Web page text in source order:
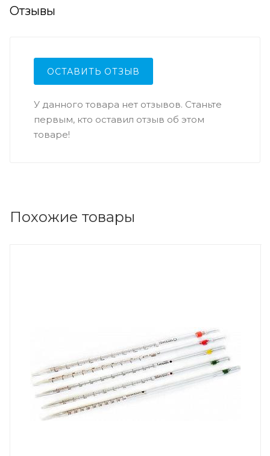
Отзывы
ОСТАВИТЬ ОТЗЫВ
У данного товара нет отзывов. Станьте
первым, кто оставил отзыв об этом
товаре!
Похожие товары